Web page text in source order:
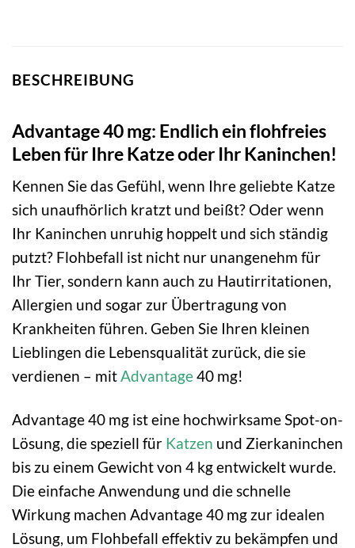
BESCHREIBUNG
Advantage 40 mg: Endlich ein flohfreies
Leben für Ihre Katze oder Ihr Kaninchen!
Kennen Sie das Gefühl, wenn Ihre geliebte Katze
sich unaufhörlich kratzt und beißt? Oder wenn
Ihr Kaninchen unruhig hoppelt und sich ständig
putzt? Flohbefall ist nicht nur unangenehm für
Ihr Tier, sondern kann auch zu Hautirritationen,
Allergien und sogar zur Übertragung von
Krankheiten führen. Geben Sie Ihren kleinen
Lieblingen die Lebensqualität zurück, die sie
verdienen – mitAdvantage40 mg!
Advantage 40 mg ist eine hochwirksame Spot-on-
Lösung, die speziell für Katzen und Zierkaninchen
bis zu einem Gewicht von 4 kg entwickelt wurde.
Die einfache Anwendung und die schnelle
Wirkung machen Advantage 40 mg zur idealen
Lösung, um Flohbefall effektiv zu bekämpfen und